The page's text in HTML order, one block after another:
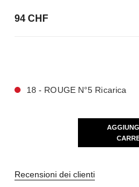
94 CHF
18 - ROUGE N°5 Ricarica
Recensioni dei clienti